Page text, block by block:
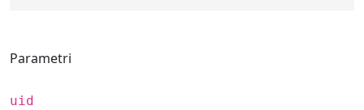
Parametri
uid